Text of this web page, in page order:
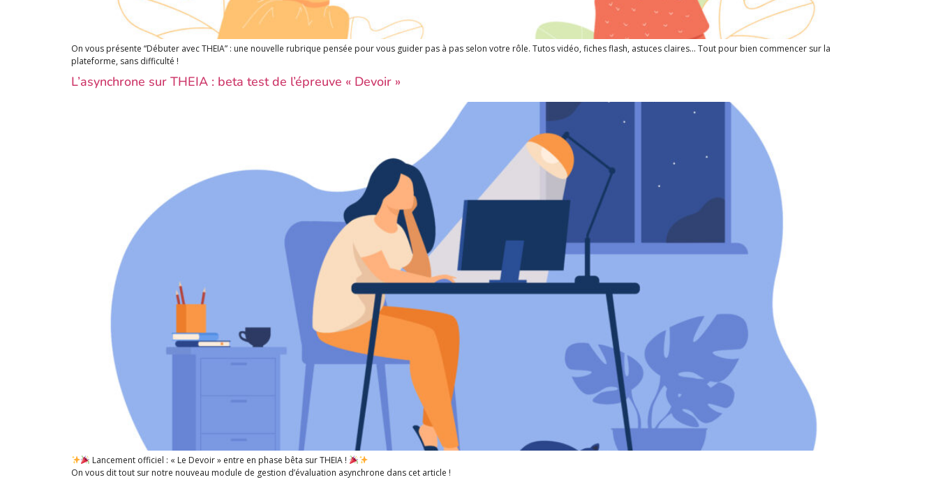
On vous présente “Débuter avec THEIA” : une nouvelle rubrique pensée pour vous guider pas à pas selon votre rôle. Tutos vidéo, fiches flash, astuces claires… Tout pour bien commencer sur la
plateforme, sans difficulté !
L’asynchrone sur THEIA : beta test de l’épreuve « Devoir »
Lancement officiel : « Le Devoir » entre en phase bêta sur THEIA !
On vous dit tout sur notre nouveau module de gestion d’évaluation asynchrone dans cet article !